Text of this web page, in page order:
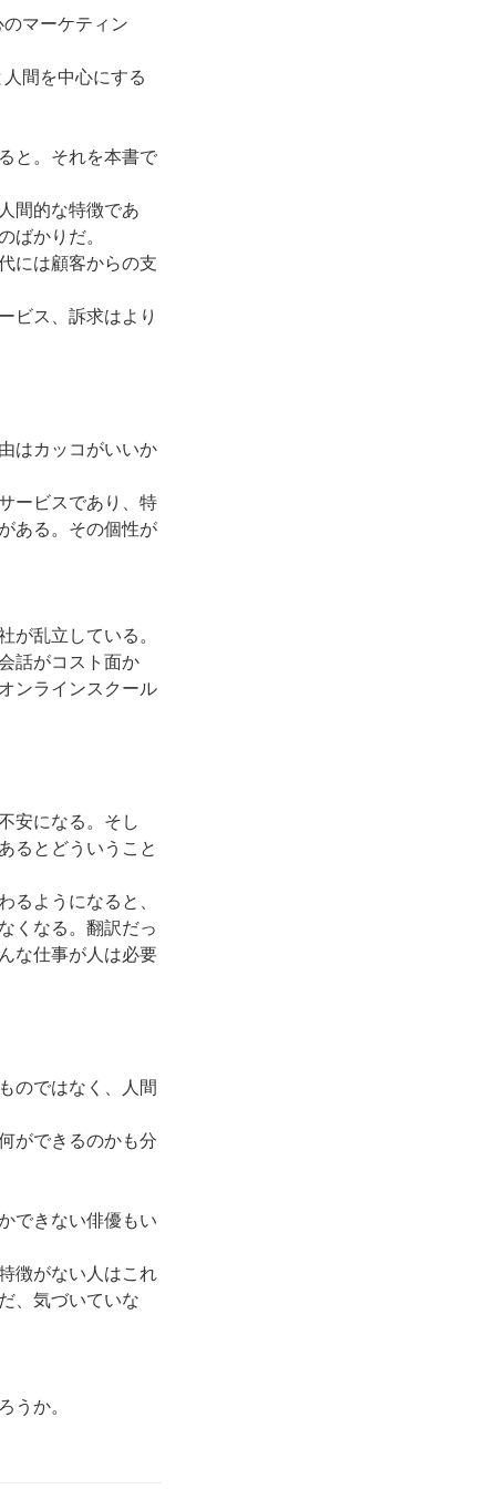
マーケティン
間を中心にする
と。それを本書で
間的な特徴であ
ばかりだ。
には顧客からの支
ビス、訴求はより
はカッコがいいか
ービスであり、特
ある。その個性が
が乱立している。
話がコスト面か
ンラインスクール
安になる。そし
るとどういうこと
るようになると、
くなる。翻訳だっ
な仕事が人は必要
のではなく、人間
ができるのかも分
できない俳優もい
徴がない人はこれ
、気づいていな
うか。